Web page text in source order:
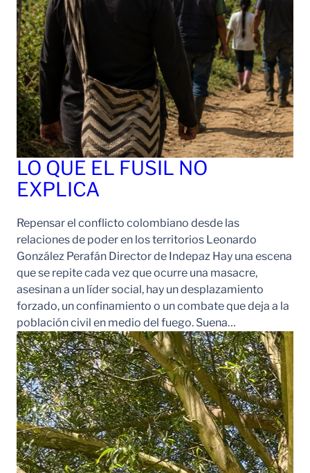
LO QUE EL FUSIL NO
EXPLICA
Repensar el conflicto colombiano desde las
relaciones de poder en los territorios Leonardo
González Perafán Director de Indepaz Hay una escena
que se repite cada vez que ocurre una masacre,
asesinan a un líder social, hay un desplazamiento
forzado, un confinamiento o un combate que deja a la
población civil en medio del fuego. Suena…